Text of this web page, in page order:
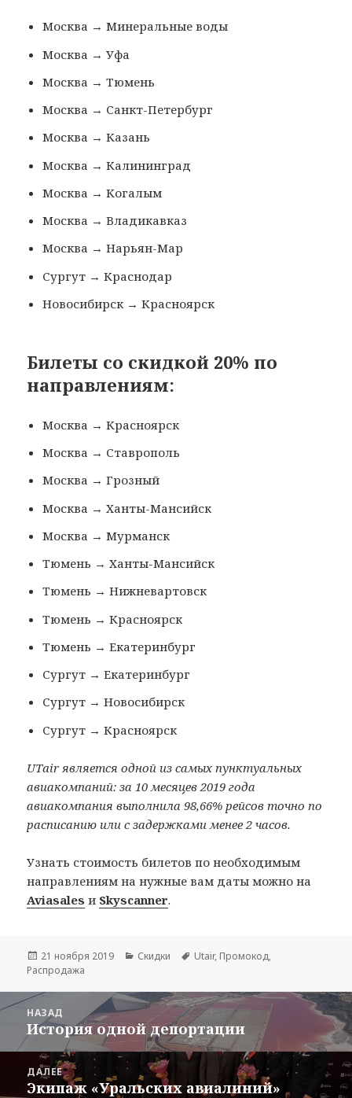
Москва → Минеральные воды
Москва → Уфа
Москва → Тюмень
Москва → Санкт-Петербург
Москва → Казань
Москва → Калининград
Москва → Когалым
Москва → Владикавказ
Москва → Нарьян-Мар
Сургут → Краснодар
Новосибирск → Красноярск
Билеты со скидкой 20% по
направлениям:
Москва → Красноярск
Москва → Ставрополь
Москва → Грозный
Москва → Ханты-Мансийск
Москва → Мурманск
Тюмень → Ханты-Мансийск
Тюмень → Нижневартовск
Тюмень → Красноярск
Тюмень → Екатеринбург
Сургут → Екатеринбург
Сургут → Новосибирск
Сургут → Красноярск
UTair является одной из самых пунктуальных
авиакомпаний: за 10 месяцев 2019 года
авиакомпания выполнила 98,66% рейсов точно по
расписанию или с задержками менее 2 часов.
Узнать стоимость билетов по необходимым
направлениям на нужные вам даты можно на
Aviasales и Skyscanner.
Опубликовано
21 ноября 2019 Рубрики
Скидки Метки
Utair, Промокод,
Распродажа
Навигация
записям
НАЗАД
Предыдущая
запись:
История одной депортации
ДАЛЕЕ
Следующая
Экипаж «Уральских авиалиний»